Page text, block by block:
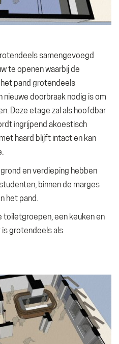
samengevoegd
te openen waarbij de
pand grotendeels
doorbraak nodig is om
Deze etage zal als hoofdbar
ingrijpend akoestisch
haard blijft intact en kan
en verdieping hebben
binnen de marges
het pand.
een keuken en
grotendeels als